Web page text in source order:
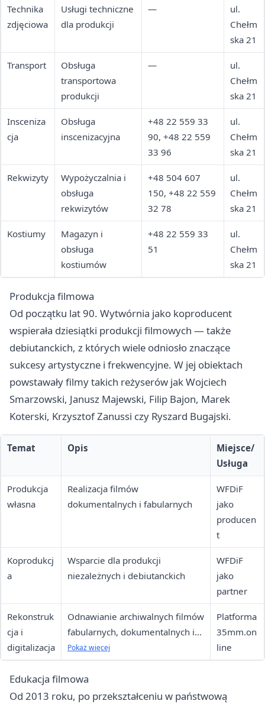
Technika
zdjęciowa
Usługi techniczne
dla produkcji
—
ul.
Chełm
ska 21
Transport
Obsługa
transportowa
produkcji
—
ul.
Chełm
ska 21
Insceniza
cja
Obsługa
inscenizacyjna
+48 22 559 33
90, +48 22 559
33 96
ul.
Chełm
ska 21
Rekwizyty
Wypożyczalnia i
obsługa
rekwizytów
+48 504 607
150, +48 22 559
32 78
ul.
Chełm
ska 21
Kostiumy
Magazyn i
obsługa
kostiumów
+48 22 559 33
51
ul.
Chełm
ska 21
Produkcja filmowa
Od początku lat 90. Wytwórnia jako koproducent
wspierała dziesiątki produkcji filmowych — także
debiutanckich, z których wiele odniosło znaczące
sukcesy artystyczne i frekwencyjne. W jej obiektach
powstawały filmy takich reżyserów jak Wojciech
Smarzowski, Janusz Majewski, Filip Bajon, Marek
Koterski, Krzysztof Zanussi czy Ryszard Bugajski.
Temat Opis
Miejsce/
Usługa
Produkcja
własna
Realizacja filmów
dokumentalnych i fabularnych
WFDiF
jako
producen
t
Koprodukcj
a
Wsparcie dla produkcji
niezależnych i debiutanckich
WFDiF
jako
partner
Rekonstruk
cja i
digitalizacja
Odnawianie archiwalnych filmów
fabularnych, dokumentalnych i
kronik
Pokaż więcej
Platforma
35mm.on
line
Edukacja filmowa
Od 2013 roku, po przekształceniu w państwową